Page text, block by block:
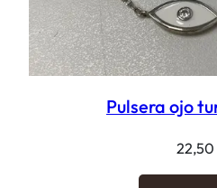
Pulsera ojo
22,50